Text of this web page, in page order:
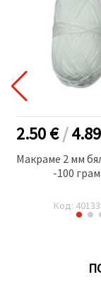
2.50 €/4.89
Макраме 2 мм
-100
Код: